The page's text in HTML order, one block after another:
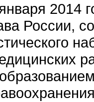
2014
России,